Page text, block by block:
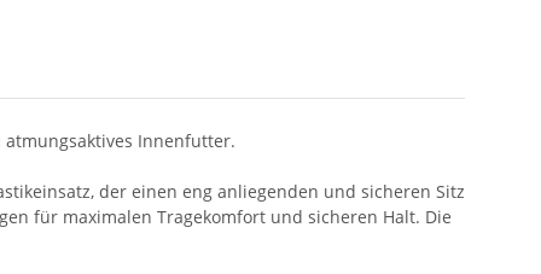
Innenfutter.
der einen eng anliegenden und sicheren Sitz
für maximalen Tragekomfort und sicheren Halt. Die